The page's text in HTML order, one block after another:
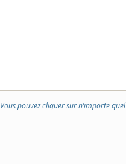
Vous pouvez cliquer sur n’importe